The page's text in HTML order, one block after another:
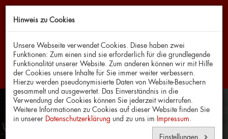
Hinweis zu Cookies
Unsere Webseite verwendet Cookies. Diese haben zwei
Funktionen: Zum einen sind sie erforderlich für die grundlegende
Funktionalität unserer Website. Zum anderen können wir mit Hilfe
der Cookies unsere Inhalte für Sie immer weiter verbessern.
Hierzu werden pseudonymisierte Daten von Website-Besuchern
gesammelt und ausgewertet. Das Einverständnis in die
Verwendung der Cookies können Sie jederzeit widerrufen.
Weitere Informationen zu Cookies auf dieser Website finden Sie
in unserer Datenschutzerklärung und zu uns im Impressum
Einstellungen